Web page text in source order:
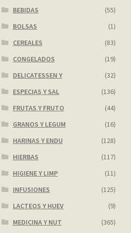
BEBIDAS
(55)
BOLSAS
(1)
CEREALES
(83)
CONGELADOS
(19)
DELICATESSEN Y
(32)
ESPECIAS Y SAL
(136)
FRUTAS Y FRUTO
(44)
GRANOS Y LEGUM
(16)
HARINAS Y ENDU
(128)
HIERBAS
(117)
HIGIENE Y LIMP
(11)
INFUSIONES
(125)
LACTEOS Y HUEV
(9)
MEDICINA Y NUT
(365)